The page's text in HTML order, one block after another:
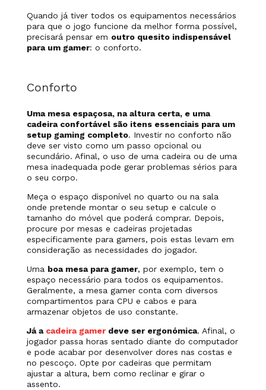
Quando já tiver todos os equipamentos necessários
para que o jogo funcione da melhor forma possível,
precisará pensar em outro quesito indispensável
para um gamer: o conforto.
Conforto
Uma mesa espaçosa, na altura certa, e uma
cadeira confortável são itens essenciais para um
setup gaming completo. Investir no conforto não
deve ser visto como um passo opcional ou
secundário. Afinal, o uso de uma cadeira ou de uma
mesa inadequada pode gerar problemas sérios para
o seu corpo.
Meça o espaço disponível no quarto ou na sala
onde pretende montar o seu setup e calcule o
tamanho do móvel que poderá comprar. Depois,
procure por mesas e cadeiras projetadas
especificamente para gamers, pois estas levam em
consideração as necessidades do jogador.
Uma boa mesa para gamer, por exemplo, tem o
espaço necessário para todos os equipamentos.
Geralmente, a mesa gamer conta com diversos
compartimentos para CPU e cabos e para
armazenar objetos de uso constante.
Já a cadeira gamerdeve ser ergonómica. Afinal, o
jogador passa horas sentado diante do computador
e pode acabar por desenvolver dores nas costas e
no pescoço. Opte por cadeiras que permitam
ajustar a altura, bem como reclinar e girar o
assento.